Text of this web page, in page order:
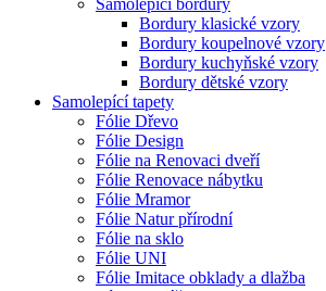
Bordury klasické vzory
Bordury koupelnové vzory
Bordury kuchyňské vzory
Bordury dětské vzory
Samolepící tapety
Fólie Dřevo
Fólie Design
Fólie na Renovaci dveří
Fólie Renovace nábytku
Fólie Mramor
Fólie Natur přírodní
Fólie na sklo
Fólie UNI
Fólie Imitace obklady a dlažba